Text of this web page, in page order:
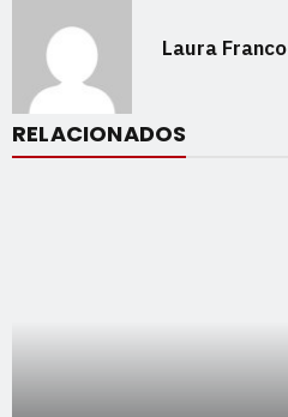
Laura Franco
RELACIONADOS